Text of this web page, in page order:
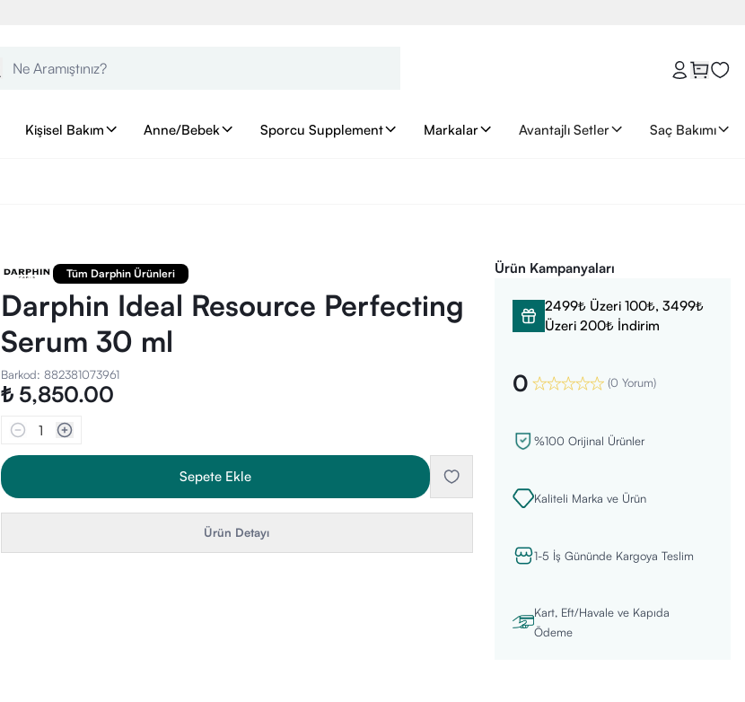
Kişisel Bakım Anne/Bebek Sporcu Supplement Markalar Avantajlı Setler Saç Bakımı
Tüm Darphin Ürünleri
Darphin Ideal Resource Perfecting
Serum 30 ml
Barkod: 882381073961
₺ 5,850.00
1
Sepete Ekle
Ürün Detayı
Ürün Kampanyaları
2499₺ Üzeri 100₺, 3499₺
Üzeri 200₺ İndirim
0 (0 Yorum)
%100 Orijinal Ürünler
Kaliteli Marka ve Ürün
1-5 İş Gününde Kargoya Teslim
Kart, Eft/Havale ve Kapıda
Ödeme